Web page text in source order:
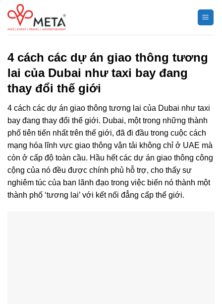
Chuyển
đến
nội
4 cách các dự án giao thông tương
lai của Dubai như taxi bay đang
thay đổi thế giới
4 cách các dự án giao thông tương lai của Dubai như taxi
bay đang thay đổi thế giới. Dubai, một trong những thành
phố tiên tiến nhất trên thế giới, đã đi đầu trong cuộc cách
mạng hóa lĩnh vực giao thông vận tải không chỉ ở UAE mà
còn ở cấp độ toàn cầu. Hầu hết các dự án giao thông công
cộng của nó đều được chính phủ hỗ trợ, cho thấy sự
nghiêm túc của ban lãnh đạo trong việc biến nó thành một
thành phố ‘tương lai’ với kết nối đẳng cấp thế giới.